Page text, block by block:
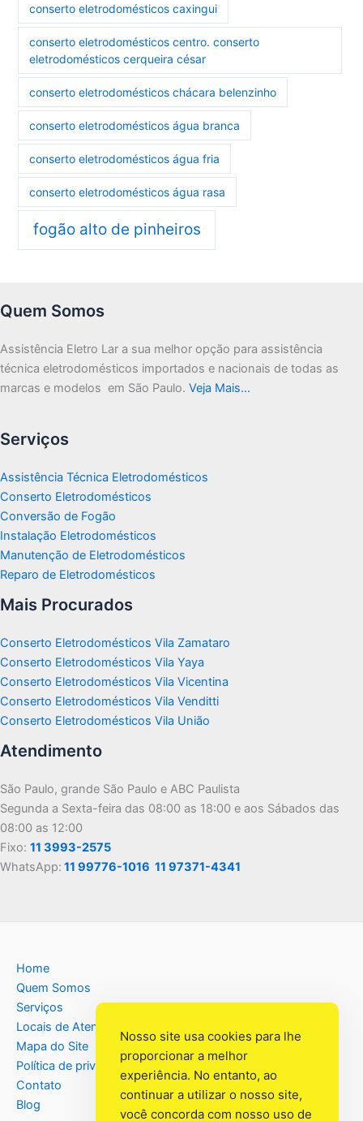
conserto eletrodomésticos caxingui
conserto eletrodomésticos centro. conserto
eletrodomésticos cerqueira césar
conserto eletrodomésticos chácara belenzinho
conserto eletrodomésticos água branca
conserto eletrodomésticos água fria
conserto eletrodomésticos água rasa
fogão alto de pinheiros
Quem Somos
Assistência Eletro Lar a sua melhor opção para assistência
técnica eletrodomésticos importados e nacionais de todas as
marcas e modelos em São Paulo. Veja Mais…
Serviços
Assistência Técnica Eletrodomésticos
Conserto Eletrodomésticos
Conversão de Fogão
Instalação Eletrodomésticos
Manutenção de Eletrodomésticos
Reparo de Eletrodomésticos
Mais Procurados
Conserto Eletrodomésticos Vila Zamataro
Conserto Eletrodomésticos Vila Yaya
Conserto Eletrodomésticos Vila Vicentina
Conserto Eletrodomésticos Vila Venditti
Conserto Eletrodomésticos Vila União
Atendimento
São Paulo, grande São Paulo e ABC Paulista
Segunda a Sexta-feira das 08:00 as 18:00 e aos Sábados das
08:00 as 12:00
Fixo: 11 3993-2575
WhatsApp: 11 99776-1016 11 97371-4341
Home
Quem Somos
Serviços
Locais de Atendimento
Mapa do Site
Política de privacidade
Contato
Blog
Nosso site usa cookies para lhe
proporcionar a melhor
experiência. No entanto, ao
continuar a utilizar o nosso site,
você concorda com nosso uso de